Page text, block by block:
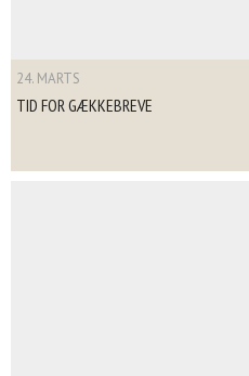
24. MARTS
TID FOR GÆKKEBREVE